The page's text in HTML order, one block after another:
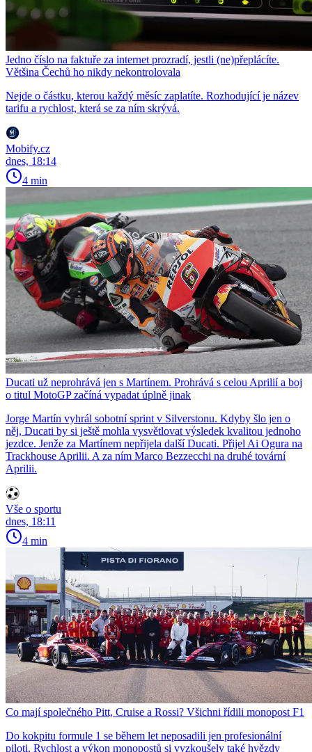
Jedno číslo na faktuře za internet prozradí, jestli (ne)přeplácíte.
Většina Čechů ho nikdy nekontrolovala
Nejde o částku, kterou každý měsíc zaplatíte. Rozhodující je název
tarifu a rychlost, která se za ním skrývá.
Mobify.cz
dnes, 18:14
4 min
Ducati už neprohrává jen s Martínem. Prohrává s celou Aprilií a boj
o titul MotoGP začíná vypadat úplně jinak
Jorge Martín vyhrál sobotní sprint v Silverstonu. Kdyby šlo jen o
něj, Ducati by si ještě mohla vysvětlovat výsledek kvalitou jednoho
jezdce. Jenže za Martínem nepřijela další Ducati. Přijel Ai Ogura na
Trackhouse Aprilii. A za ním Marco Bezzecchi na druhé tovární
Aprilii.
Vše o sportu
dnes, 18:11
4 min
Co mají společného Pitt, Cruise a Rossi? Všichni řídili monopost F1
Do kokpitu formule 1 se během let neposadili jen profesionální
piloti. Rychlost a výkon monopostů si vyzkoušely také hvězdy